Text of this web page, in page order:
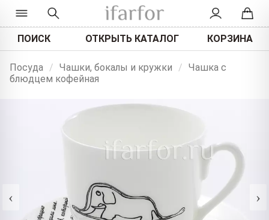
ПОИСК ОТКРЫТЬ КАТАЛОГ КОРЗИНА
Посуда / Чашки, бокалы и кружки / Чашка с
блюдцем кофейная
‹ ›